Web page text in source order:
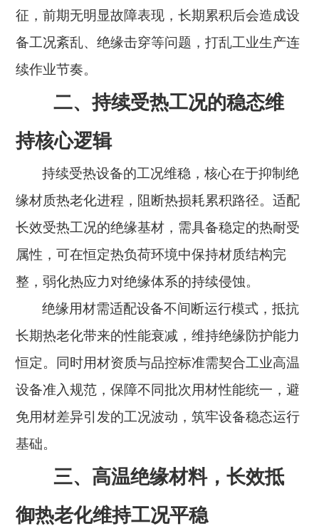
征，前期无明显故障表现，长期累积后会造成设
备工况紊乱、绝缘击穿等问题，打乱工业生产连
续作业节奏。
二、持续受热工况的稳态维
持核心逻辑
持续受热设备的工况维稳，核心在于抑制绝
缘材质热老化进程，阻断热损耗累积路径。适配
长效受热工况的绝缘基材，需具备稳定的热耐受
属性，可在恒定热负荷环境中保持材质结构完
整，弱化热应力对绝缘体系的持续侵蚀。
绝缘用材需适配设备不间断运行模式，抵抗
长期热老化带来的性能衰减，维持绝缘防护能力
恒定。同时用材资质与品控标准需契合工业高温
设备准入规范，保障不同批次用材性能统一，避
免用材差异引发的工况波动，筑牢设备稳态运行
基础。
三、高温绝缘材料，长效抵
御热老化维持工况平稳